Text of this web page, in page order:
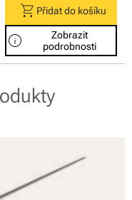
shopping_cart Přidat do košíku
info
Zobrazit
podrobnosti